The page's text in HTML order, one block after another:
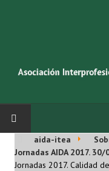
INICIO
aida-itea
Jornadas AIDA 2017.
Jornadas 2017. Calidad